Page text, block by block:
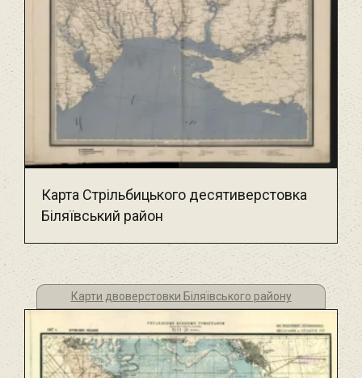
Карта Стрільбицького десятиверстовка
Біляївський район
Карти двоверстовки Біляївського району